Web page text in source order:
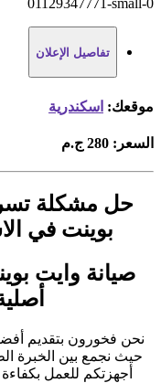
تفاصيل الإعلان
موقعك: اسكندرية
السعر: 280 ج.م
حل مشكلة
بوينت في
صيانة وايت
نحن فخورون بتقديم
حيث نجمع بين الخبرة
أجهزتكم للعمل